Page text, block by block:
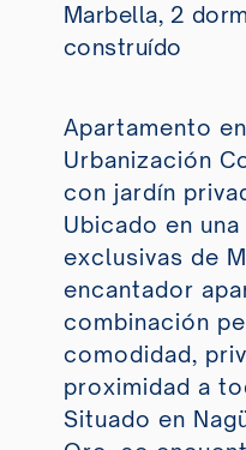
Marbella, 2
construído
Apartamento
Urbanización
con jardín
Ubicado en
exclusivas de
encantador
combinación
comodidad,
proximidad a
Situado en